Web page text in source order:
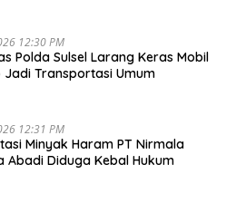
12:30 PM
Polda Sulsel Larang Keras Mobil
Jadi Transportasi Umum
12:31 PM
Minyak Haram PT Nirmala
Abadi Diduga Kebal Hukum